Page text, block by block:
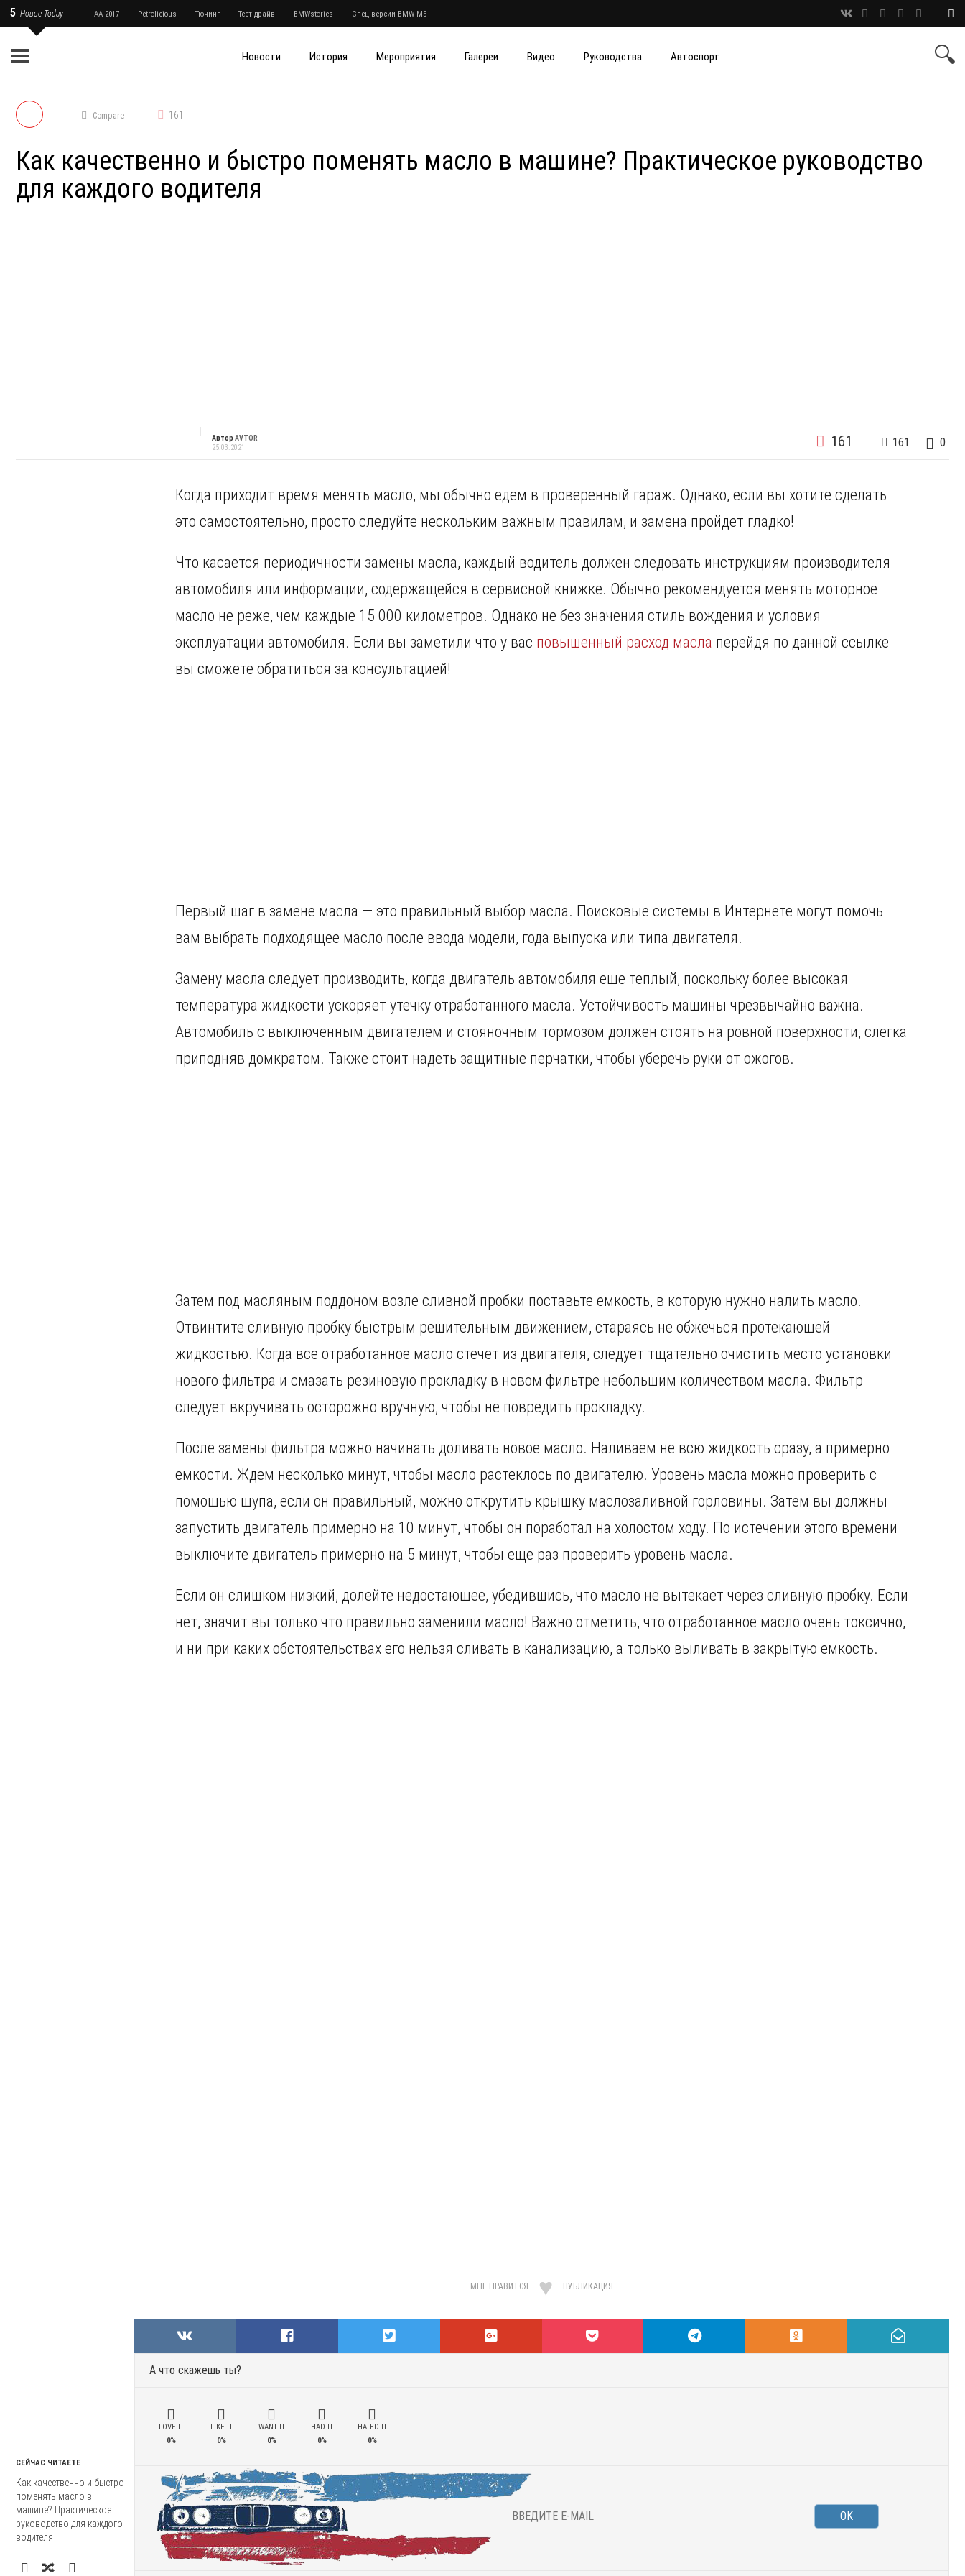
5 Новое Today IAA 2017 Petrolicious Тюнинг Тест-драйв BMWstories Спец-версии BMW M5
Новости История Мероприятия Галереи Видео Руководства Автоспорт
Compare 161
Как качественно и быстро поменять масло в машине? Практическое руководство
для каждого водителя
Автор AVTOR
25.03.2021
161 161 0
СЕЙЧАС ЧИТАЕТЕ
Как качественно и быстро
поменять масло в
машине? Практическое
руководство для каждого
водителя
Когда приходит время менять масло, мы обычно едем в проверенный гараж. Однако, если вы хотите сделать
это самостоятельно, просто следуйте нескольким важным правилам, и замена пройдет гладко!
Что касается периодичности замены масла, каждый водитель должен следовать инструкциям производителя
автомобиля или информации, содержащейся в сервисной книжке. Обычно рекомендуется менять моторное
масло не реже, чем каждые 15 000 километров. Однако не без значения стиль вождения и условия
эксплуатации автомобиля. Если вы заметили что у вас повышенный расход масла перейдя по данной ссылке
вы сможете обратиться за консультацией!
Первый шаг в замене масла — это правильный выбор масла. Поисковые системы в Интернете могут помочь
вам выбрать подходящее масло после ввода модели, года выпуска или типа двигателя.
Замену масла следует производить, когда двигатель автомобиля еще теплый, поскольку более высокая
температура жидкости ускоряет утечку отработанного масла. Устойчивость машины чрезвычайно важна.
Автомобиль с выключенным двигателем и стояночным тормозом должен стоять на ровной поверхности, слегка
приподняв домкратом. Также стоит надеть защитные перчатки, чтобы уберечь руки от ожогов.
Затем под масляным поддоном возле сливной пробки поставьте емкость, в которую нужно налить масло.
Отвинтите сливную пробку быстрым решительным движением, стараясь не обжечься протекающей
жидкостью. Когда все отработанное масло стечет из двигателя, следует тщательно очистить место установки
нового фильтра и смазать резиновую прокладку в новом фильтре небольшим количеством масла. Фильтр
следует вкручивать осторожно вручную, чтобы не повредить прокладку.
После замены фильтра можно начинать доливать новое масло. Наливаем не всю жидкость сразу, а примерно
емкости. Ждем несколько минут, чтобы масло растеклось по двигателю. Уровень масла можно проверить с
помощью щупа, если он правильный, можно открутить крышку маслозаливной горловины. Затем вы должны
запустить двигатель примерно на 10 минут, чтобы он поработал на холостом ходу. По истечении этого времени
выключите двигатель примерно на 5 минут, чтобы еще раз проверить уровень масла.
Если он слишком низкий, долейте недостающее, убедившись, что масло не вытекает через сливную пробку. Если
нет, значит вы только что правильно заменили масло! Важно отметить, что отработанное масло очень токсично,
и ни при каких обстоятельствах его нельзя сливать в канализацию, а только выливать в закрытую емкость.
МНЕ НРАВИТСЯ ПУБЛИКАЦИЯ
А что скажешь ты?
LOVE IT
0%
LIKE IT
0%
WANT IT
0%
HAD IT
0%
HATED IT
0%